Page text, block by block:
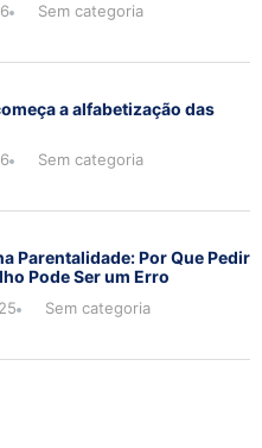
Sem categoria
a alfabetização das
Sem categoria
Parentalidade: Por Que Pedir
Pode Ser um Erro
Sem categoria